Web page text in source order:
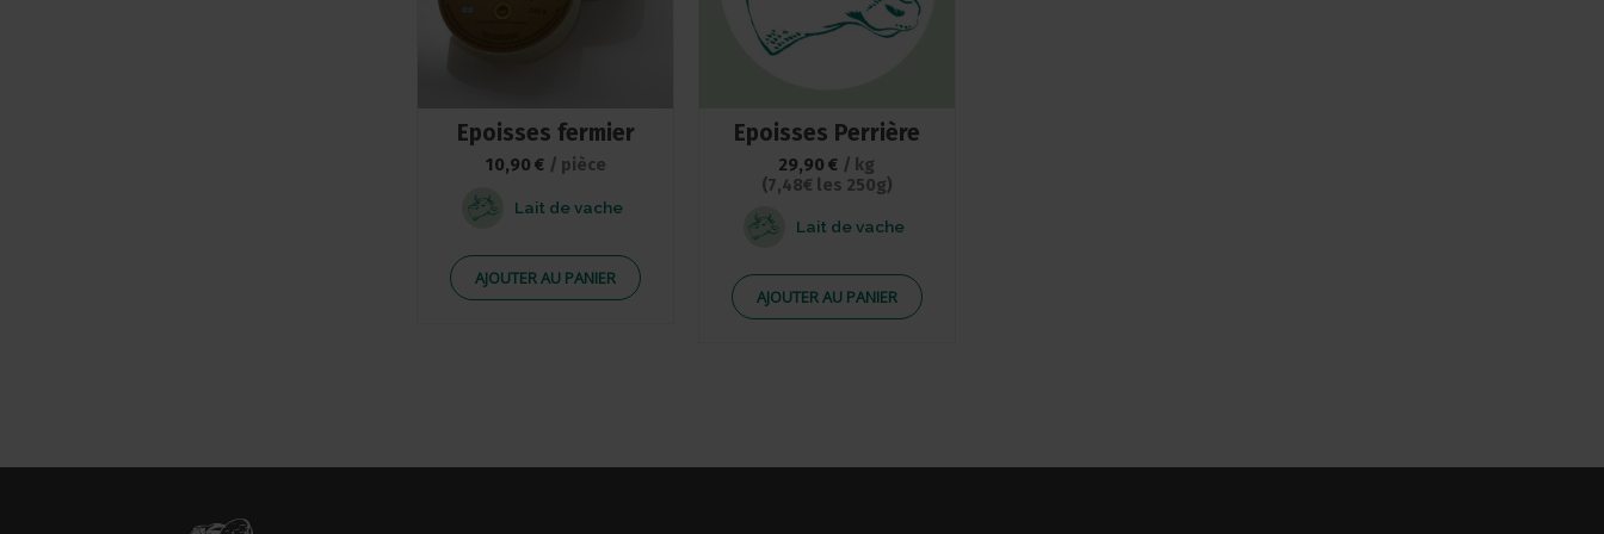
Epoisses fermier
10,90 € / pièce
Lait de vache
AJOUTER AU PANIER
Epoisses Perrière
29,90€ / kg
(7,48€ les 250g)
Lait de vache
AJOUTER AU PANIER